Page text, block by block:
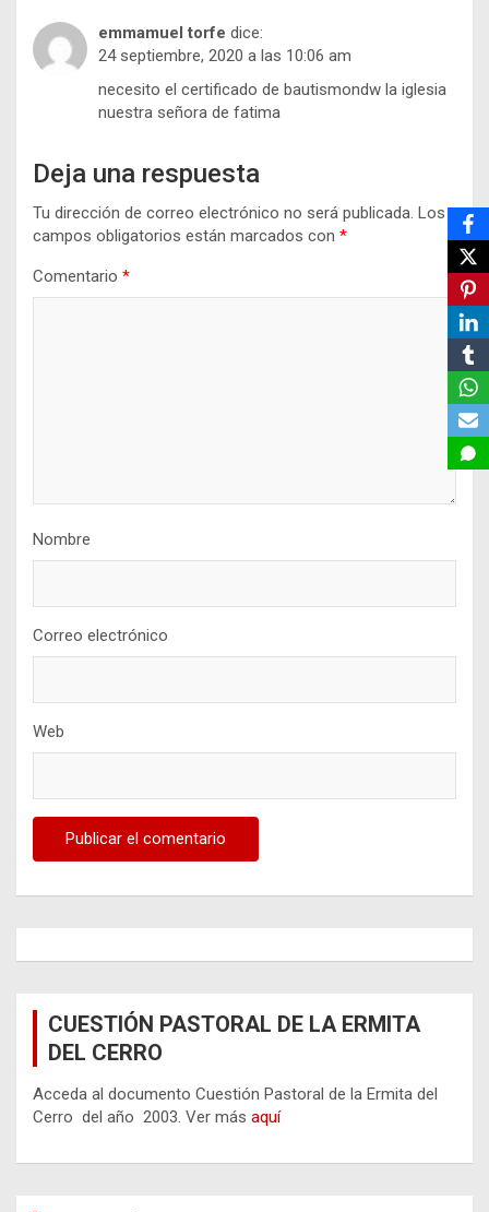
emmamuel torfe dice:
24 septiembre, 2020 a las 10:06 am
necesito el certificado de bautismondw la iglesia
nuestra señora de fatima
Deja una respuesta
Tu dirección de correo electrónico no será publicada. Los
campos obligatorios están marcados con *
Comentario *
Nombre
Correo electrónico
Web
CUESTIÓN PASTORAL DE LA ERMITA
DEL CERRO
Acceda al documento Cuestión Pastoral de la Ermita del
Cerro del año 2003. Ver más aquí